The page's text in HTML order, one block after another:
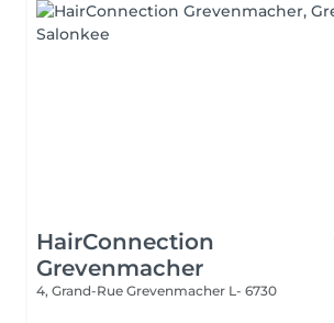
HairConnection
Grevenmacher
4, Grand-Rue Grevenmacher L- 6730